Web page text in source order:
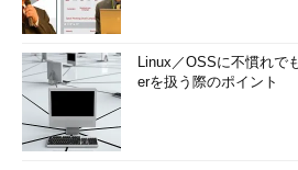
Linux／OSSに不慣れで
erを扱う際のポイント